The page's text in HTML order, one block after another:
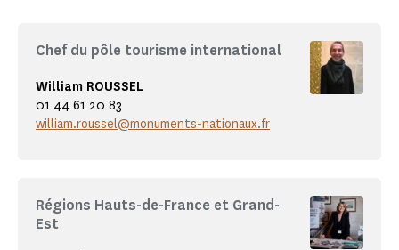
Chef du pôle tourisme international
William ROUSSEL
01 44 61 20 83
william.roussel@monuments-nationaux.fr
Régions Hauts-de-France et Grand-
Est